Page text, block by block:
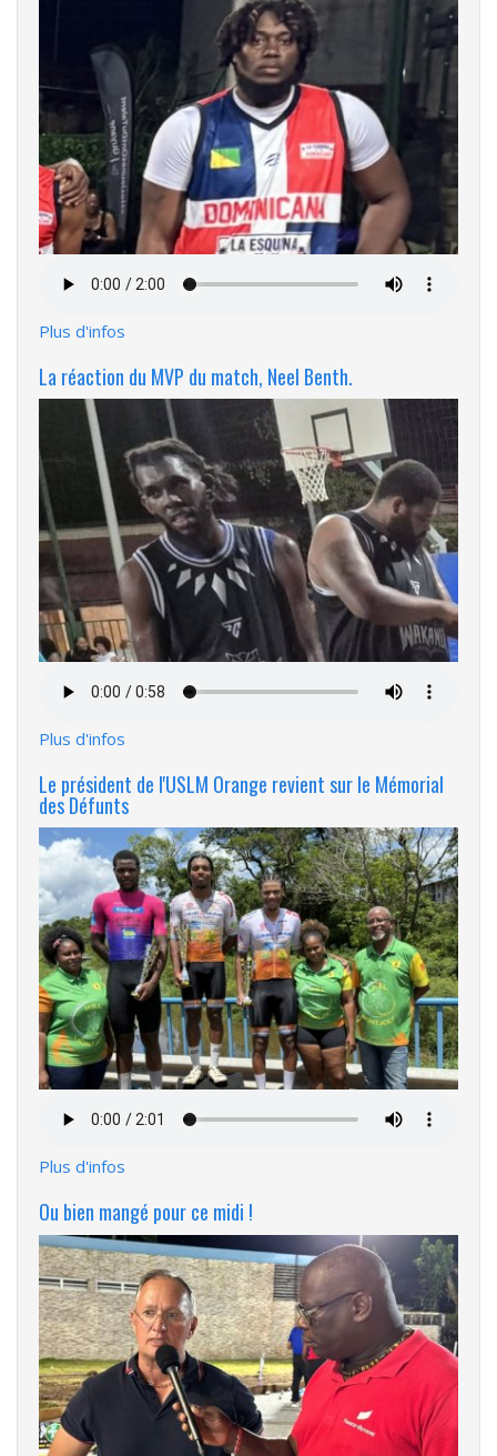
audio
Plus d'infos
La réaction du MVP du match, Neel Benth.
audio
Plus d'infos
Le président de l'USLM Orange revient sur le Mémorial
des Défunts
audio
Plus d'infos
Ou bien mangé pour ce midi !